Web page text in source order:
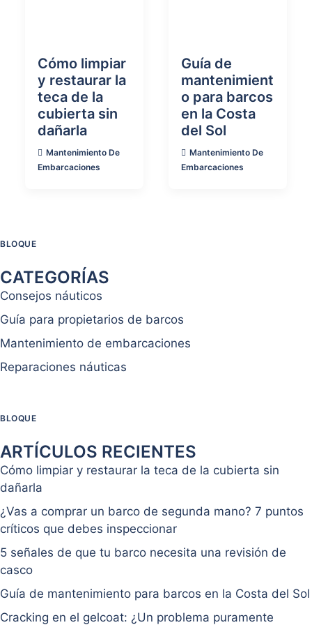
Cómo limpiar
y restaurar la
teca de la
cubierta sin
dañarla
Mantenimiento De
Embarcaciones
Guía de
mantenimient
o para barcos
en la Costa
del Sol
Mantenimiento De
Embarcaciones
BLOQUE
CATEGORÍAS
Consejos náuticos
Guía para propietarios de barcos
Mantenimiento de embarcaciones
Reparaciones náuticas
BLOQUE
ARTÍCULOS RECIENTES
Cómo limpiar y restaurar la teca de la cubierta sin
dañarla
¿Vas a comprar un barco de segunda mano? 7 puntos
críticos que debes inspeccionar
5 señales de que tu barco necesita una revisión de
casco
Guía de mantenimiento para barcos en la Costa del Sol
Cracking en el gelcoat: ¿Un problema puramente
intereses y
comportamiento
mientras visitas
nuestro sitio,
aumentas la
posibilidad de
ver contenido y
ofertas
personalizados.